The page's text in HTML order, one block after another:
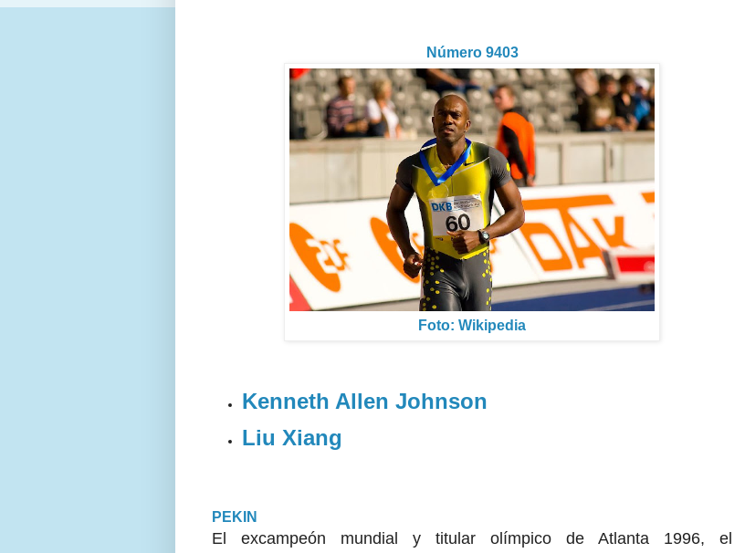
Número 9403
Foto: Wikipedia
Kenneth Allen Johnson
Liu Xiang
PEKIN
El excampeón mundial y titular olímpico de Atlanta 1996, el